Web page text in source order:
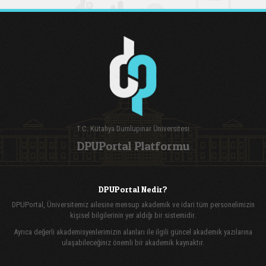
T.C. Kütahya Dumlupınar Üniversitesi
DPUPortal Platformu
DPUPortal Nedir?
DPUPortal, Üniversitemiz ailesine mensup akademik ve idari tüm personelimizin
kişisel bilgilerinin yer aldığı bir sistemidir.
Ayrıca değerli akademisyenlerimizin alanları ile ilgili güncel akademik yazılarına
ulaşabileceğiniz önemli bir akademik kaynaktır.